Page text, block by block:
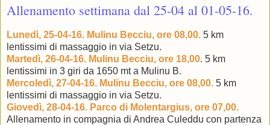
Allenamento settimana dal 25-04 al 01-05-16.
Lunedì, 25-04-16. Mulinu Becciu, ore 08,00. 5 km
lentissimi di massaggio in via Setzu.
Martedì, 26-04-16. Mulinu Becciu, ore 18,00. 5 km
lentissimi in 3 giri da 1650 mt a Mulinu B.
Mercoledì, 27-04-16. Mulinu Becciu, ore 08,00. 5 km
lentissimi di massaggio in via Setzu.
Giovedì, 28-04-16. Parco di Molentargius, ore 07,00.
Allenamento in compagnia di Andrea Culeddu con partenza